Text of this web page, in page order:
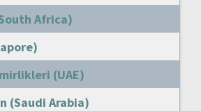
Africa)
(UAE)
(Saudi Arabia)